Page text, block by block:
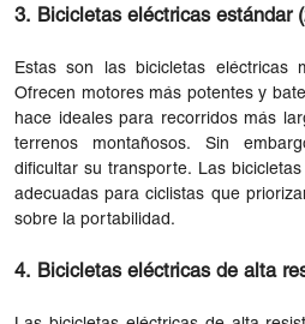
3. Bicicletas eléctricas estándar
Estas son las bicicletas eléctricas
Ofrecen motores más potentes y
hace ideales para recorridos más
terrenos montañosos. Sin
dificultar su transporte. Las
adecuadas para ciclistas que
sobre la portabilidad.
4. Bicicletas eléctricas de alta